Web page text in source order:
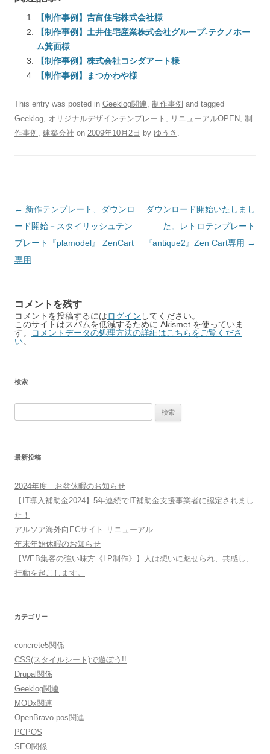
【制作事例】吉富住宅株式会社様
【制作事例】土井住宅産業株式会社グループ-テクノホー
ム箕面様
【制作事例】株式会社コシダアート様
【制作事例】まつかわや様
This entry was posted in Geeklog関連, 制作事例 and tagged
Geeklog, オリジナルデザインテンプレート , リニューアルOPEN, 制
作事例 , 建築会社 on 2009年10月2日 by ゆうき .
Post
navigation
← 新作テンプレート、ダウンロ
ード開始－スタイリッシュテン
プレート『plamodel』 ZenCart
専用
ダウンロード開始いたしまし
た。レトロテンプレート
『antique2』Zen Cart専用 →
コメントを残す
コメントを投稿するにはログイン してください。
このサイトはスパムを低減するために Akismet を使っていま
す。
コメントデータの処理方法の詳細はこちらをご覧くださ
い。
検索
最新投稿
2024年度 お盆休暇のお知らせ
【IT導入補助金2024】5年連続でIT補助金支援事業者に認定されまし
た！
アルソア海外向ECサイト リニューアル
年末年始休暇のお知らせ
【WEB集客の強い味方《LP制作》】人は想いに魅せられ、共感し、
行動を起こします。
カテゴリー
concrete5関係
CSS(スタイルシート)で遊ぼう!!
Drupal関係
Geeklog関連
MODx関連
OpenBravo-pos関連
PCPOS
SEO関係